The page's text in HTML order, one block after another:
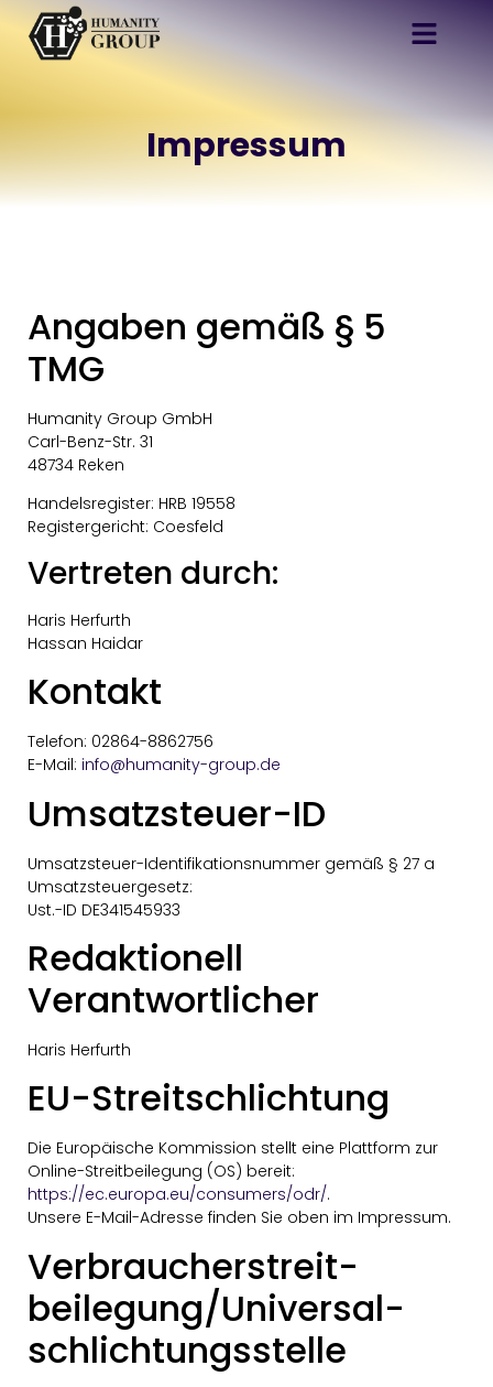
Impressum
Angaben gemäß § 5
TMG
Humanity Group GmbH
Carl-Benz-Str. 31
48734 Reken
Handelsregister: HRB 19558
Registergericht: Coesfeld
Vertreten durch:
Haris Herfurth
Hassan Haidar
Kontakt
Telefon: 02864-8862756
E-Mail: info@humanity-group.de
Umsatzsteuer-ID
Umsatzsteuer-Identifikationsnummer gemäß § 27 a
Umsatzsteuergesetz:
Ust.-ID DE341545933
Redaktionell
Verantwortlicher
Haris Herfurth
EU-Streitschlichtung
Die Europäische Kommission stellt eine Plattform zur
Online-Streitbeilegung (OS) bereit:
https://ec.europa.eu/consumers/odr/.
Unsere E-Mail-Adresse finden Sie oben im Impressum.
Verbraucher­streit­
beilegung/Universal­
schlichtungs­stelle